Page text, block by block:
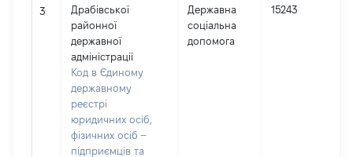
3
Драбівської
районної
державної
адміністрації
Код в Єдиному
державному
реєстрі
юридичних осіб,
фізичних осіб –
підприємців та
Державна
соцiальна
допомога
15243